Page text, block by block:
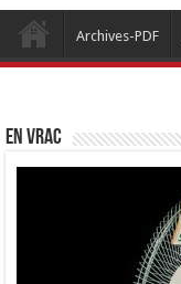
Archives-PDF
EN VRAC